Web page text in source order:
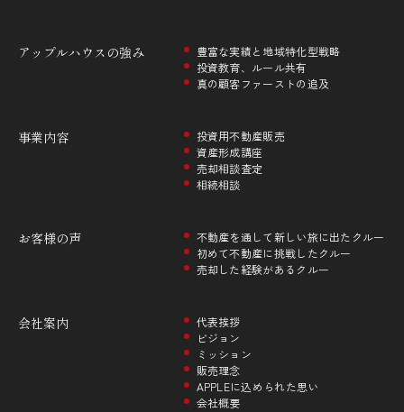
アップルハウスの強み
豊富な実績と地域特化型戦略
投資教育、ルール共有
真の顧客ファーストの追及
事業内容
投資用不動産販売
資産形成講座
売却相談査定
相続相談
お客様の声
不動産を通して新しい旅に出たクルー
初めて不動産に挑戦したクルー
売却した経験があるクルー
会社案内
代表挨拶
ビジョン
ミッション
販売理念
APPLEに込められた思い
会社概要